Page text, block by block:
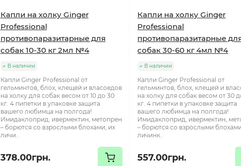
Капли на холку Ginger
Professional
противопаразитарные для
собак 10-30 кг 2мл №4
В наличии
Капли Ginger Professional от
гельминтов, блох, клещей и власоедов
на холку для собак весом от 10 до 30
кг. 4 пипетки в упаковке защита
вашего любимца на полгода!
Имидаклоприд, ивермектин, метопрен
– борются со взрослыми блохами, их
личи..
378.00грн.
Капли на холку Ginger
Professional
противопаразитарные
собак 30-60 кг 4мл №4
В наличии
Капли Ginger Professional от
гельминтов, блох, клещей и
на холку для собак весом от 30
кг. 4 пипетки в упаковке защита
вашего любимца на полгода!
Имидаклоприд, ивермектин,
– борются со взрослыми
личинк..
557.00грн.